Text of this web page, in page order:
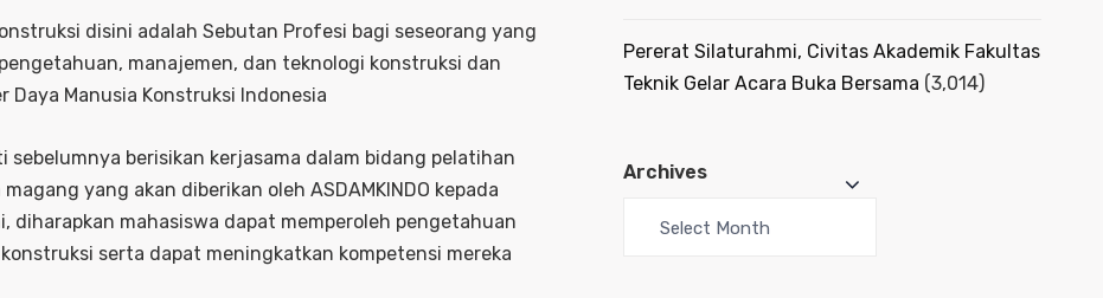
disini adalah Sebutan Profesi bagi seseorang yang
manajemen, dan teknologi konstruksi dan
Daya Manusia Konstruksi Indonesia
sebelumnya berisikan kerjasama dalam bidang pelatihan
yang akan diberikan oleh ASDAMKINDO kepada
diharapkan mahasiswa dapat memperoleh pengetahuan
serta dapat meningkatkan kompetensi mereka
Pererat Silaturahmi, Civitas Akademik Fakultas
Teknik Gelar Acara Buka Bersama (3,014)
Archives